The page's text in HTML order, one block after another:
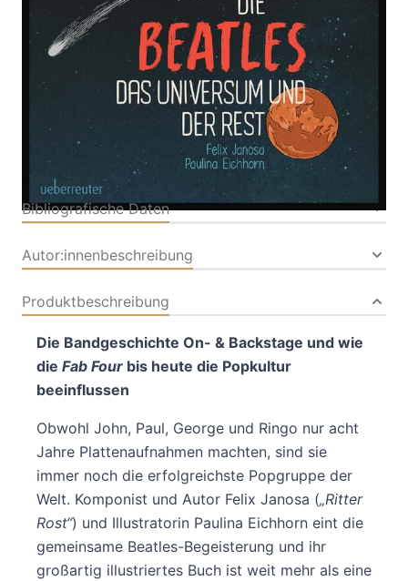
Verlag: Carl Ueberreuter
Verlag
09.10.2023
176 Seiten
Hardcover
ISBN: 978-3-
80007846-2
Bibliografische Daten
Autor:innenbeschreibung
Produktbeschreibung
Die Bandgeschichte On- & Backstage und wie
die Fab Four bis heute die Popkultur
beeinflussen
Obwohl John, Paul, George und Ringo nur acht
Jahre Plattenaufnahmen machten, sind sie
immer noch die erfolgreichste Popgruppe der
Welt. Komponist und Autor Felix Janosa („Ritter
Rost“) und Illustratorin Paulina Eichhorn eint die
gemeinsame Beatles-Begeisterung und ihr
großartig illustriertes Buch ist weit mehr als eine